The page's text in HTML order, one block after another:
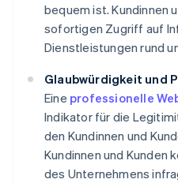
bequem ist. Kundinnen
sofortigen Zugriff auf
Dienstleistungen rund
Glaubwürdigkeit und
Eine professionelle
Indikator für die
den Kundinnen und
Kundinnen und Kunden
des Unternehmens